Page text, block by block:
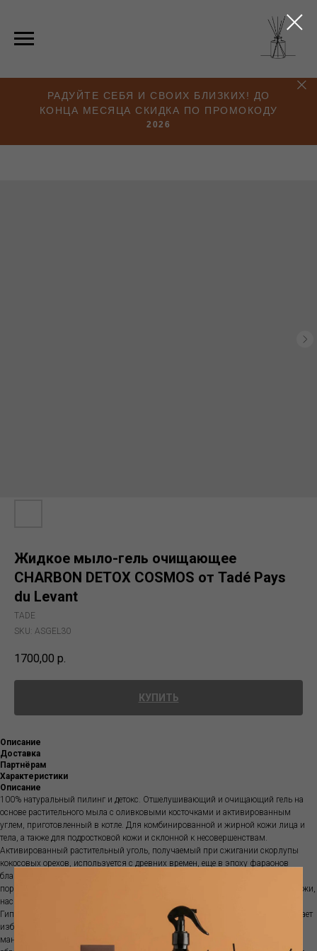
РАДУЙТЕ СЕБЯ И СВОИХ БЛИЗКИХ! ДО
КОНЦА МЕСЯЦА СКИДКА ПО ПРОМОКОДУ
2026
Жидкое мыло-гель очищающее
CHARBON DETOX COSMOS от Tadé Pays
du Levant
TADE
SKU: ASGEL30
1700,00 р.
КУПИТЬ
Описание
Доставка
Партнёрам
Характеристики
Описание
100% натуральный пилинг и детокс. Отшелушивающий и очищающий гель на
основе растительного мыла с оливковыми косточками и активированным
углем, приготовленный в котле. Для комбинированной и жирной кожи лица и
тела, а также для подростковой кожи и склонной к несовершенствам.
Активированный растительный уголь, получаемый при сжигании скорлупы
кокосовых орехов, используется с древних времен, еще в эпоху фараонов
благодаря своей необычайной вритывающей способности. Его чрезвычайно
пористая поверхность позволяет ему выводить токсины и загрязнения из кожи,
насыщая ее кислородом, придает сияние и свежесть тусклой и уставшей коже.
Гипоаллергенно. Древесный уголь борется с закупоренными порами, поглощает
избыток кожного сала и глубоко очищает кожу, не нарушая ее гидролипидную
мантию. Оливковое масло - жемчужина Средиземноморья, естественным